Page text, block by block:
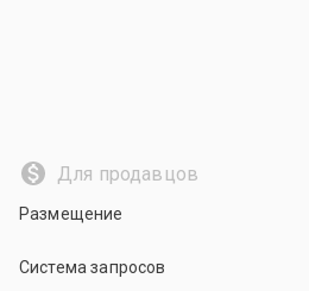
Для продавцов
Размещение
Система запросов